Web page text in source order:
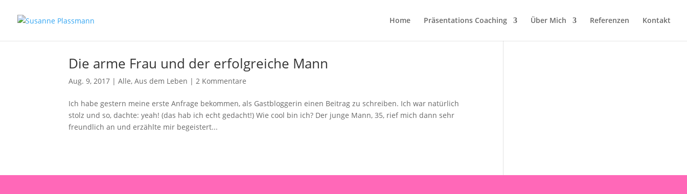
Home Präsentations Coaching Über Mich Referenzen Kontakt
Die arme Frau und der erfolgreiche Mann
Aug. 9, 2017 |Alle,Aus dem Leben |2 Kommentare
Ich habe gestern meine erste Anfrage bekommen, als Gastbloggerin einen Beitrag zu schreiben. Ich war natürlich
stolz und so, dachte: yeah! (das hab ich echt gedacht!) Wie cool bin ich? Der junge Mann, 35, rief mich dann sehr
freundlich an und erzählte mir begeistert...